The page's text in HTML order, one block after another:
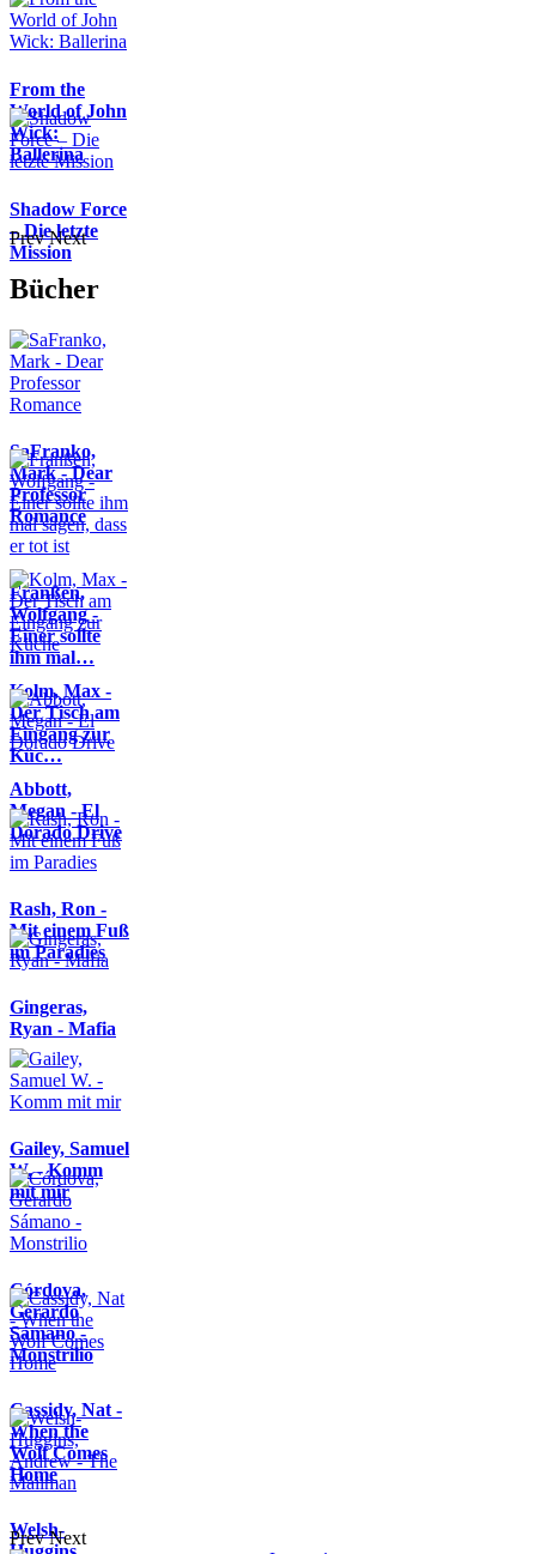
From the
World of John
Wick:
Ballerina
Shadow Force
– Die letzte
Mission
Prev Next
Bücher
SaFranko,
Mark - Dear
Professor
Romance
Franßen,
Wolfgang -
Einer sollte
ihm mal…
Kolm, Max -
Der Tisch am
Eingang zur
Küc…
Abbott,
Megan - El
Dorado Drive
Rash, Ron -
Mit einem Fuß
im Paradies
Gingeras,
Ryan - Mafia
Gailey, Samuel
W. - Komm
mit mir
Córdova,
Gerardo
Sámano -
Monstrilio
Cassidy, Nat -
When the
Wolf Comes
Home
Welsh-
Prev Next